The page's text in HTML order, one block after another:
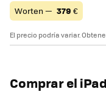
Worten — 379 €
El precio podría variar.
Comprar el